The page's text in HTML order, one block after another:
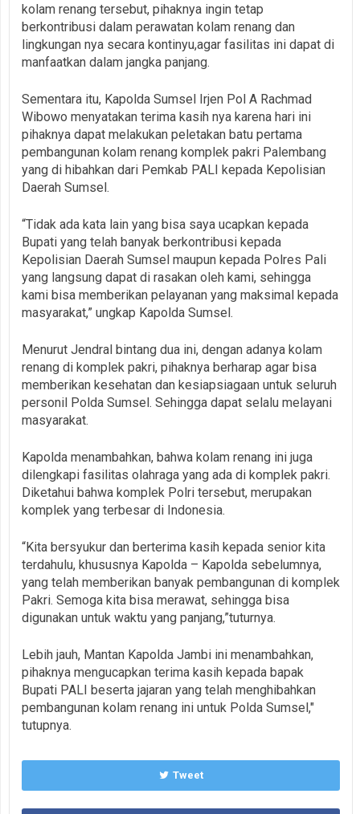
kolam renang tersebut, pihaknya ingin tetap
berkontribusi dalam perawatan kolam renang dan
lingkungan nya secara kontinyu,agar fasilitas ini dapat di
manfaatkan dalam jangka panjang.
Sementara itu, Kapolda Sumsel Irjen Pol A Rachmad
Wibowo menyatakan terima kasih nya karena hari ini
pihaknya dapat melakukan peletakan batu pertama
pembangunan kolam renang komplek pakri Palembang
yang di hibahkan dari Pemkab PALI kepada Kepolisian
Daerah Sumsel.
“Tidak ada kata lain yang bisa saya ucapkan kepada
Bupati yang telah banyak berkontribusi kepada
Kepolisian Daerah Sumsel maupun kepada Polres Pali
yang langsung dapat di rasakan oleh kami, sehingga
kami bisa memberikan pelayanan yang maksimal kepada
masyarakat,” ungkap Kapolda Sumsel.
Menurut Jendral bintang dua ini, dengan adanya kolam
renang di komplek pakri, pihaknya berharap agar bisa
memberikan kesehatan dan kesiapsiagaan untuk seluruh
personil Polda Sumsel. Sehingga dapat selalu melayani
masyarakat.
Kapolda menambahkan, bahwa kolam renang ini juga
dilengkapi fasilitas olahraga yang ada di komplek pakri.
Diketahui bahwa komplek Polri tersebut, merupakan
komplek yang terbesar di Indonesia.
“Kita bersyukur dan berterima kasih kepada senior kita
terdahulu, khususnya Kapolda – Kapolda sebelumnya,
yang telah memberikan banyak pembangunan di komplek
Pakri. Semoga kita bisa merawat, sehingga bisa
digunakan untuk waktu yang panjang,”tuturnya.
Lebih jauh, Mantan Kapolda Jambi ini menambahkan,
pihaknya mengucapkan terima kasih kepada bapak
Bupati PALI beserta jajaran yang telah menghibahkan
pembangunan kolam renang ini untuk Polda Sumsel,"
tutupnya.
Tweet